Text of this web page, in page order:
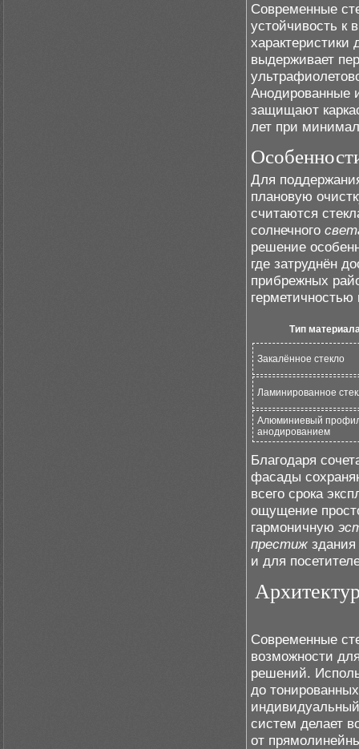
Современные
устойчивость к
характеристики
выдерживает
Анодированные
защищают
лет при
Для
плановую
считаются
солнечного
решение
где затруднён
прибрежных
Тип
Закалённое стекло
Ламинированное
Алюминиевый
анодированием
Благодаря
фасады
всего срока
ощущение
гармоничную
престиж здания
и для
Современные
возможности
решений.
до
систем делает
от